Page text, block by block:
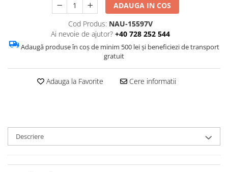
ADAUGA IN COS
Cod Produs: NAU-15597V
Ai nevoie de ajutor? +40 728 252 544
Adaugă produse în coș de minim 500 lei și beneficiezi de transport
gratuit
Adauga la Favorite Cere informatii
Descriere